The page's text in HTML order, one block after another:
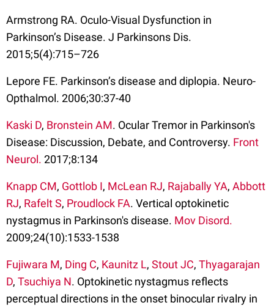
Armstrong RA. Oculo-Visual Dysfunction in
Parkinson’s Disease. J Parkinsons Dis.
2015;5(4):715–726
Lepore FE. Parkinson’s disease and diplopia. Neuro-
Opthalmol. 2006;30:37-40
Kaski D, Bronstein AM. Ocular Tremor in Parkinson's
Disease: Discussion, Debate, and Controversy. Front
Neurol. 2017;8:134
Knapp CM, Gottlob I, McLean RJ, Rajabally YA, Abbott
RJ, Rafelt S, Proudlock FA. Vertical optokinetic
nystagmus in Parkinson's disease. Mov Disord.
2009;24(10):1533-1538
Fujiwara M, Ding C, Kaunitz L, Stout JC, Thyagarajan
D, Tsuchiya N. Optokinetic nystagmus reflects
perceptual directions in the onset binocular rivalry in